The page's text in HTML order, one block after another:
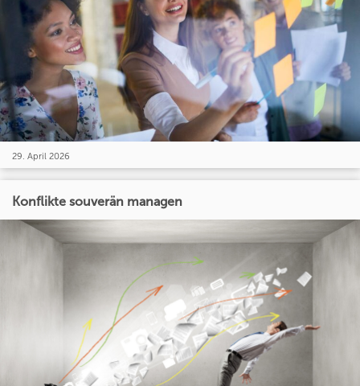
29. April 2026
Konflikte souverän managen